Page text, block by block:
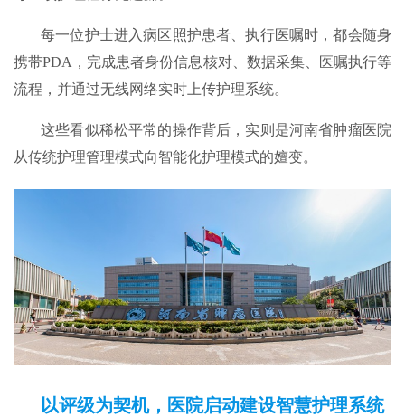
每一位护士进入病区照护患者、执行医嘱时，都会随身
携带PDA，完成患者身份信息核对、数据采集、医嘱执行等
流程，并通过无线网络实时上传护理系统。
这些看似稀松平常的操作背后，实则是河南省肿瘤医院
从传统护理管理模式向智能化护理模式的嬗变。
以评级为契机，医院启动建设智慧护理系统